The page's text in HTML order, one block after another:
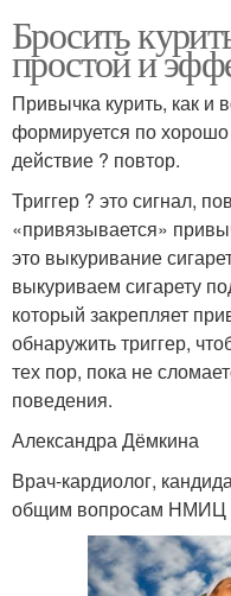
Бросить
простой и
Привычка курить, как и
формируется по хорошо
действие ? повтор.
Триггер ? это сигнал,
«привязывается»
это выкуривание
выкуриваем сигарету
который закрепляет
обнаружить триггер,
тех пор, пока не
поведения.
Александра Дёмкина
Врач-кардиолог,
общим вопросам НМИЦ